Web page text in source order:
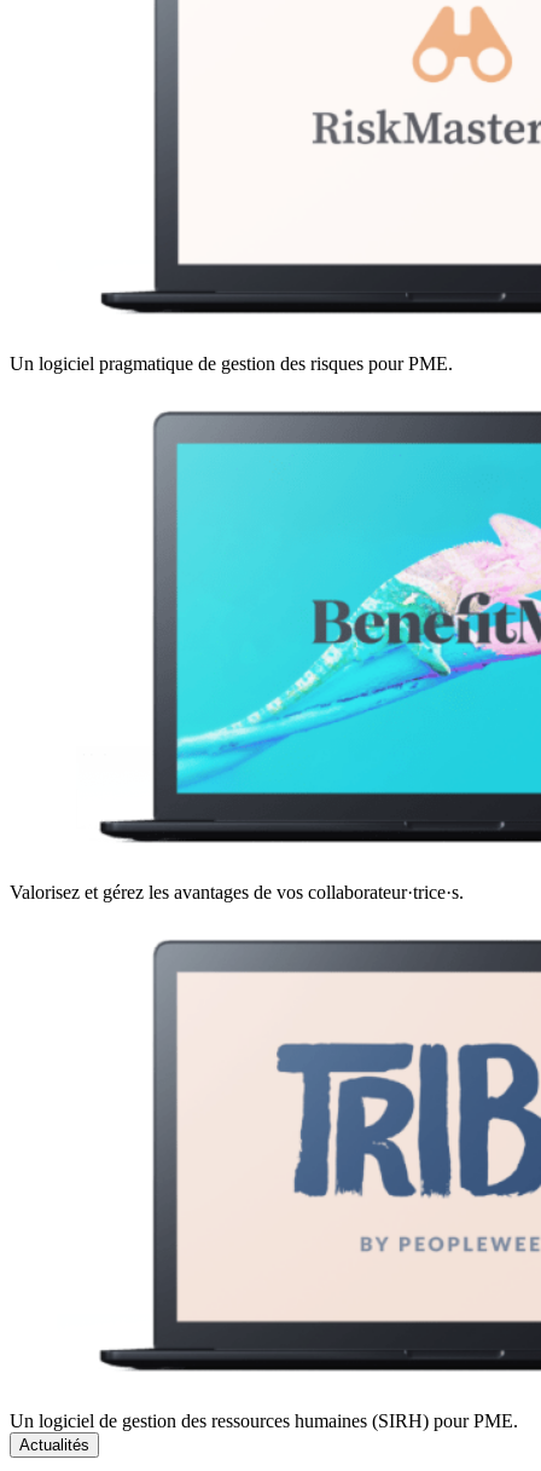
Un logiciel pragmatique de gestion des risques pour PME.
Valorisez et gérez les avantages de vos collaborateur·trice·s.
Un logiciel de gestion des ressources humaines (SIRH) pour PME.
Actualités